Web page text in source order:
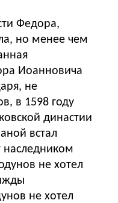
Федора,
но менее чем
Иоанновича
не
в 1598 году
династии
встал
наследником
не хотел
не хотел